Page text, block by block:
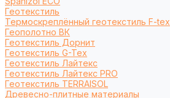
Геотекстиль
Термоскреплённый геотекстиль F-tex
Геополотно ВК
Геотекстиль Дорнит
Геотекстиль G-Tex
Геотекстиль Лайтекс
Геотекстиль Лайтекс PRO
Геотекстиль TERRAISOL
Древесно-плитные материалы